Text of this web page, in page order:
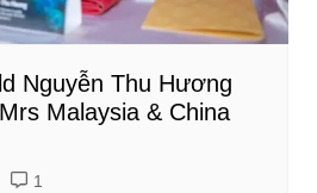
Nguyễn Thu Hương
Malaysia & China
1